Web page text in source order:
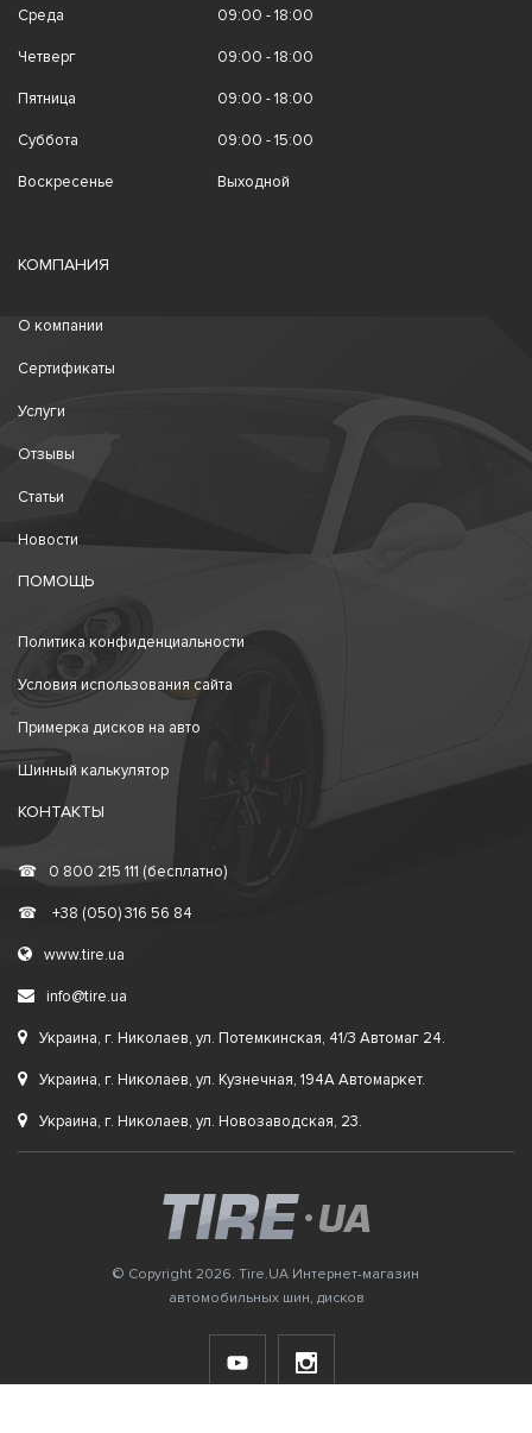
Среда 09:00 - 18:00
Четверг 09:00 - 18:00
Пятница 09:00 - 18:00
Суббота 09:00 - 15:00
Воскресенье Выходной
КОМПАНИЯ
О компании
Сертификаты
Услуги
Отзывы
Статьи
Новости
ПОМОЩЬ
Политика конфиденциальности
Условия использования сайта
Примерка дисков на авто
Шинный калькулятор
КОНТАКТЫ
☎ 0 800 215 111 (бесплатно)
☎ +38 (050) 316 56 84
www.tire.ua
info@tire.ua
Украина, г. Николаев, ул. Потемкинская, 41/3 Автомаг 24.
Украина, г. Николаев, ул. Кузнечная, 194А Автомаркет.
Украина, г. Николаев, ул. Новозаводская, 23.
© Copyright 2026. Tire.UA Интернет-магазин
автомобильных шин, дисков